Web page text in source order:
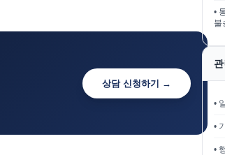
상담 신청하기 →
•
불
•
•
•